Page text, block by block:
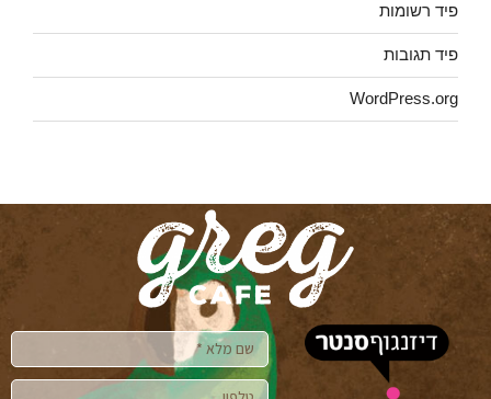
פיד רשומות
פיד תגובות
WordPress.org